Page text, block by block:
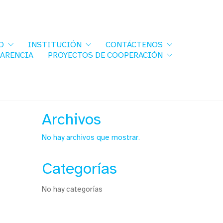
INSTITUCIÓN
CONTÁCTENOS
PROYECTOS DE COOPERACIÓN
Archivos
No hay archivos que mostrar.
Categorías
No hay categorías